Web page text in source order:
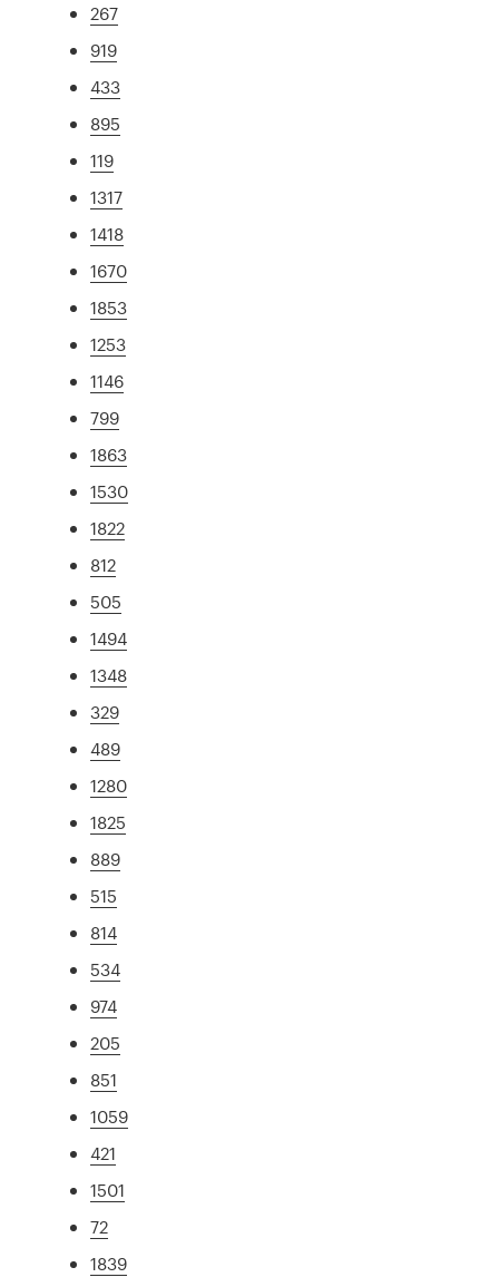
267
919
433
895
119
1317
1418
1670
1853
1253
1146
799
1863
1530
1822
812
505
1494
1348
329
489
1280
1825
889
515
814
534
974
205
851
1059
421
1501
72
1839